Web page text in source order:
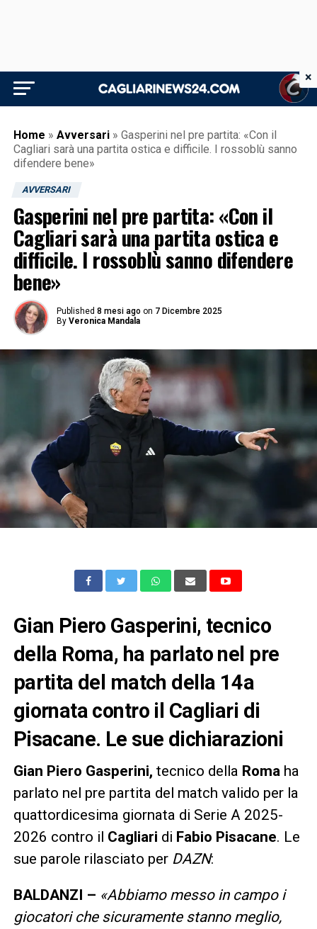
Home » Avversari » Gasperini nel pre partita: «Con il
Cagliari sarà una partita ostica e difficile. I rossoblù sanno
difendere bene»
AVVERSARI
Gasperini nel pre partita: «Con il
Cagliari sarà una partita ostica e
difficile. I rossoblù sanno difendere
bene»
Published 8 mesi ago on 7 Dicembre 2025
By Veronica Mandala
Gian Piero Gasperini, tecnico
della Roma, ha parlato nel pre
partita del match della 14a
giornata contro il Cagliari di
Pisacane. Le sue dichiarazioni
Gian Piero Gasperini, tecnico della Roma ha
parlato nel pre partita del match valido per la
quattordicesima giornata di Serie A 2025-
2026 contro il Cagliari di Fabio Pisacane. Le
sue parole rilasciato per DAZN:
BALDANZI – «Abbiamo messo in campo i
giocatori che sicuramente stanno meglio,
×